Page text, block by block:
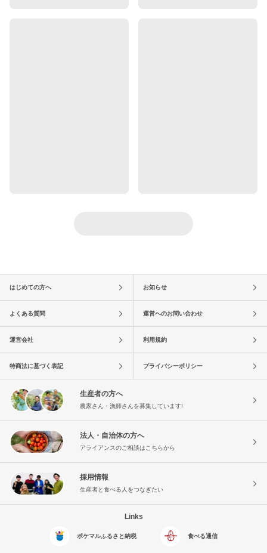
はじめての方へ お知らせ
よくある質問 運営へのお問い合わせ
運営会社 利用規約
特商法に基づく表記 プライバシーポリシー
生産者の方へ
農家さん・漁師さんを募集しています!
法人・自治体の方へ
アライアンスのご相談はこちらから
採用情報
生産者と食べる人をつなぎたい
Links
ポケマルふるさと納税 食べる通信